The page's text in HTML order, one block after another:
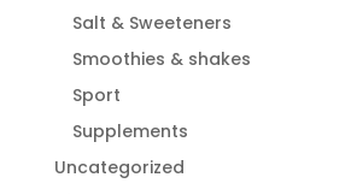
Salt & Sweeteners
Smoothies & shakes
Sport
Supplements
Uncategorized